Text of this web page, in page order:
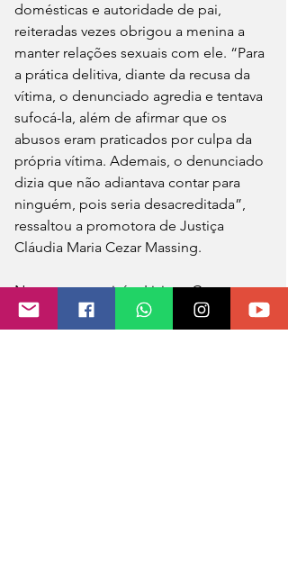
domésticas e autoridade de pai,
reiteradas vezes obrigou a menina a
manter relações sexuais com ele. “Para
a prática delitiva, diante da recusa da
vítima, o denunciado agredia e tentava
sufocá-la, além de afirmar que os
abusos eram praticados por culpa da
própria vítima. Ademais, o denunciado
dizia que não adiantava contar para
ninguém, pois seria desacreditada”,
ressaltou a promotora de Justiça
Cláudia Maria Cezar Massing.
Na sentença, a juíza Lisiane Cescon
Castelli explica que “a certeza da
prática do crime, extraída da prova dos